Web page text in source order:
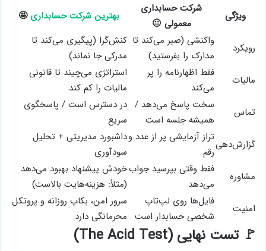
ویژگی
شرکت حسابداری
معمولی 😐
بهترین شرکت حسابداری 🤩
رویکرد
واکنشی (صبر می‌کند تا
مدارک را بفرستید)
کنش‌گرا (پیگیری می‌کند تا
مدرکی جا نماند)
مالیات
فقط اظهارنامه را پر
می‌کند
استراتژی می‌چیند تا قانونی
مالیات را کم کند
تماس
سخت پاسخ می‌دهد /
همیشه جلسه است
در دسترس است / پاسخگوی
سریع
گزارش‌دهی
تراز آزمایشی پر از عدد و
رقم
داشبورد مدیریتی + تحلیل
سودآوری
مشاوره
فقط وقتی بپرسید جواب
می‌دهد
خودش پیشنهاد بهبود می‌دهد
(مثلاً: هزینه‌هایت بالاست)
امنیت
فایل‌ها روی لپ‌تاپ
شخصی حسابدار است
سرور امن، بکاپ روزانه و پروتکل
محرمانگی دارد
🚩 تست نهایی (The Acid Test)